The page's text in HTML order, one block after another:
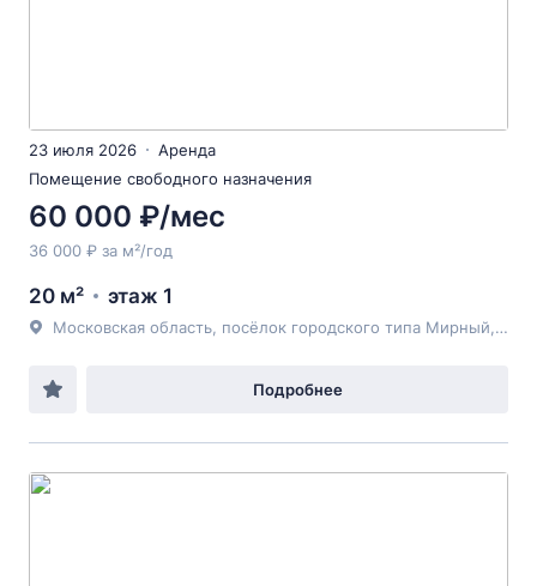
23 июля 2026
Аренда
Помещение свободного назначения
60 000 ₽/мес
36 000 ₽ за м²/год
20 м² этаж 1
Московская область, посёлок городского типа Мирный, к6.2
Подробнее